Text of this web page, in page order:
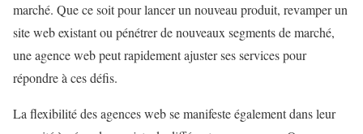
marché. Que ce soit pour lancer un nouveau produit, revamper un
site web existant ou pénétrer de nouveaux segments de marché,
une agence web peut rapidement ajuster ses services pour
répondre à ces défis.
La flexibilité des agences web se manifeste également dans leur